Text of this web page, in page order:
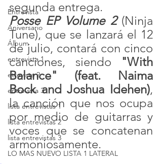
Entrevista
Aniversario
Álbum
entrevista 1
etrevista 2
entrevista 3
lista entrevistas 1
lista entrevistas 2
lista entrevistas 3
LO MAS NUEVO LISTA 1 LATERAL
segunda entrega.
Posse EP Volume 2 (Ninja
Tune), que se lanzará el 12
de julio, contará con cinco
canciones, siendo
"With
Balance" (feat. Naima
Bock and Joshua Idehen),
la canción que nos ocupa
por medio de guitarras y
voces que se concatenan
armoniosamente.